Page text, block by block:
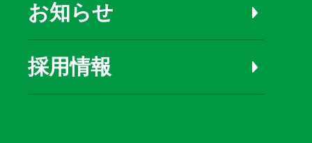
お知らせ
採用情報